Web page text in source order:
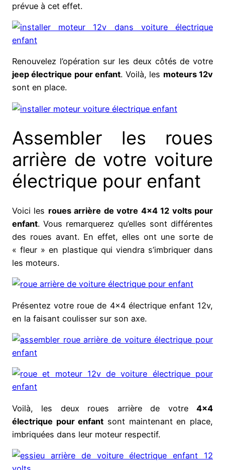
prévue à cet effet.
Renouvelez l’opération sur les deux côtés de votre
jeep électrique pour enfant. Voilà, les moteurs 12v
sont en place.
Assembler les roues
arrière de votre voiture
électrique pour enfant
Voici les roues arrière de votre 4×4 12 volts pour
enfant. Vous remarquerez qu’elles sont différentes
des roues avant. En effet, elles ont une sorte de
« fleur » en plastique qui viendra s’imbriquer dans
les moteurs.
Présentez votre roue de 4×4 électrique enfant 12v,
en la faisant coulisser sur son axe.
Voilà, les deux roues arrière de votre 4×4
électrique pour enfant sont maintenant en place,
imbriquées dans leur moteur respectif.